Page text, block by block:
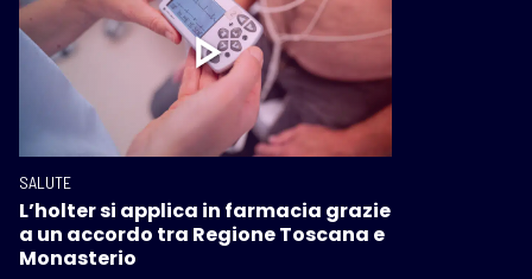
SALUTE
L’holter si applica in farmacia grazie
a un accordo tra Regione Toscana e
Monasterio